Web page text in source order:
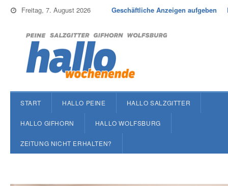
Freitag, 7. August 2026 Geschäftliche Anzeigen aufgeben
START HALLO PEINE HALLO SALZGITTER
HALLO GIFHORN HALLO WOLFSBURG
ZEITUNG NICHT ERHALTEN?